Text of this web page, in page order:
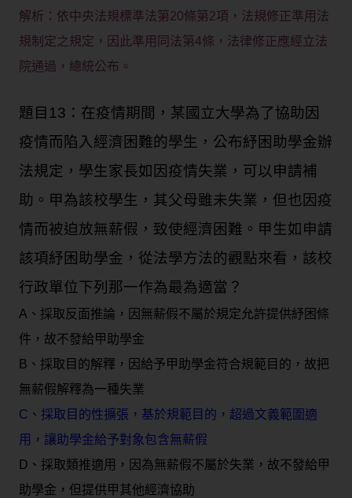
解析：依中央法規標準法第20條第2項，法規修正準用法
規制定之規定，因此準用同法第4條，法律修正應經立法
院通過，總統公布。
題目13：在疫情期間，某國立大學為了協助因
疫情而陷入經濟困難的學生，公布紓困助學金辦
法規定，學生家長如因疫情失業，可以申請補
助。甲為該校學生，其父母雖未失業，但也因疫
情而被迫放無薪假，致使經濟困難。甲生如申請
該項紓困助學金，從法學方法的觀點來看，該校
行政單位下列那一作為最為適當？
A、採取反面推論，因無薪假不屬於規定允許提供紓困條
件，故不發給甲助學金
B、採取目的解釋，因給予甲助學金符合規範目的，故把
無薪假解釋為一種失業
C、採取目的性擴張，基於規範目的，超過文義範圍適
用，讓助學金給予對象包含無薪假
D、採取類推適用，因為無薪假不屬於失業，故不發給甲
助學金，但提供甲其他經濟協助